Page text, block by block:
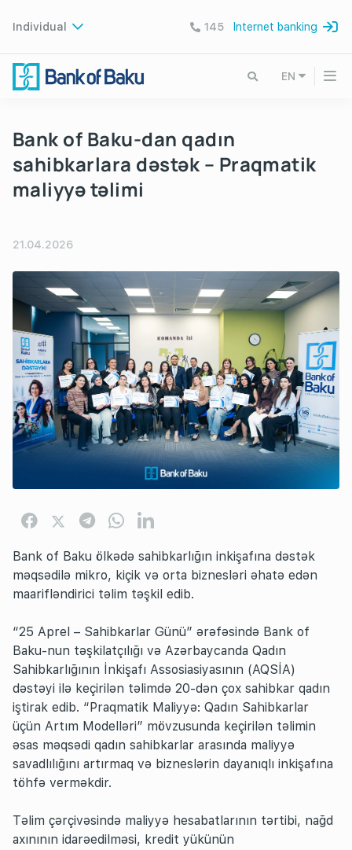
Individual 145 Internet banking
EN
Bank of Baku-dan qadın
sahibkarlara dəstək – Praqmatik
maliyyə təlimi
21.04.2026
Bank of Baku ölkədə sahibkarlığın inkişafına dəstək
məqsədilə mikro, kiçik və orta biznesləri əhatə edən
maarifləndirici təlim təşkil edib.
“25 Aprel – Sahibkarlar Günü” ərəfəsində Bank of
Baku-nun təşkilatçılığı və Azərbaycanda Qadın
Sahibkarlığının İnkişafı Assosiasiyasının (AQSİA)
dəstəyi ilə keçirilən təlimdə 20-dən çox sahibkar qadın
iştirak edib. “Praqmatik Maliyyə: Qadın Sahibkarlar
üçün Artım Modelləri” mövzusunda keçirilən təlimin
əsas məqsədi qadın sahibkarlar arasında maliyyə
savadlılığını artırmaq və bizneslərin dayanıqlı inkişafına
töhfə verməkdir.
Təlim çərçivəsində maliyyə hesabatlarının tərtibi, nağd
axınının idarəedilməsi, kredit yükünün